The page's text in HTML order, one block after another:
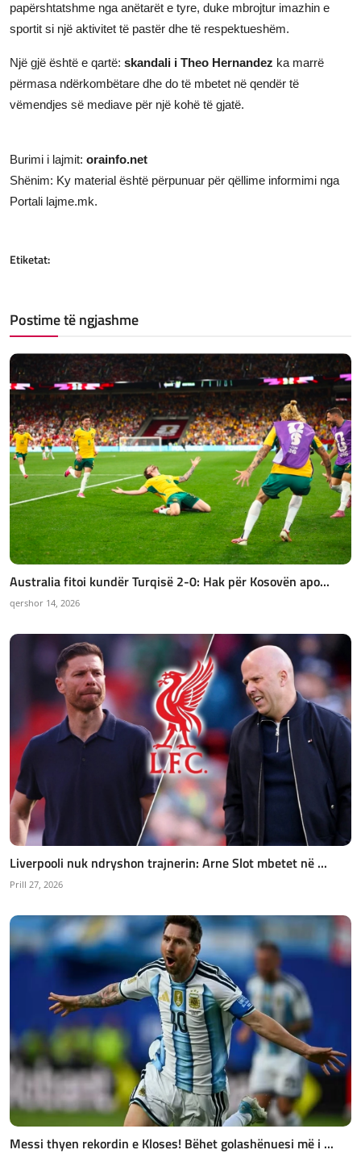
papërshtatshme nga anëtarët e tyre, duke mbrojtur imazhin e
sportit si një aktivitet të pastër dhe të respektueshëm.
Një gjë është e qartë: skandali i Theo Hernandez ka marrë
përmasa ndërkombëtare dhe do të mbetet në qendër të
vëmendjes së mediave për një kohë të gjatë.
Burimi i lajmit: orainfo.net
Shënim: Ky material është përpunuar për qëllime informimi nga
Portali lajme.mk.
Etiketat:
Postime të ngjashme
Australia fitoi kundër Turqisë 2-0: Hak për Kosovën apo...
qershor 14, 2026
Liverpooli nuk ndryshon trajnerin: Arne Slot mbetet në ...
Prill 27, 2026
Messi thyen rekordin e Kloses! Bëhet golashënuesi më i ...